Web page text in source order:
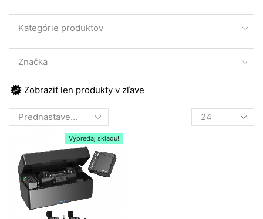
Kategórie produktov
Značka
Zobraziť len produkty v zľave
Products
per
Výpredaj skladu!